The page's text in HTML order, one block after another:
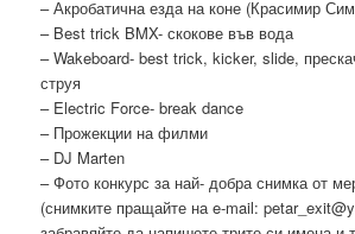
– Акробатична езда на коне (Красимир
– Best trick BMX- скокове във вода
– Wakeboard- best trick, kicker, slide,
струя
– Electric Force- break dance
– Прожекции на филми
– DJ Marten
– Фото конкурс за най- добра снимка от
(снимките пращайте на e-mail: